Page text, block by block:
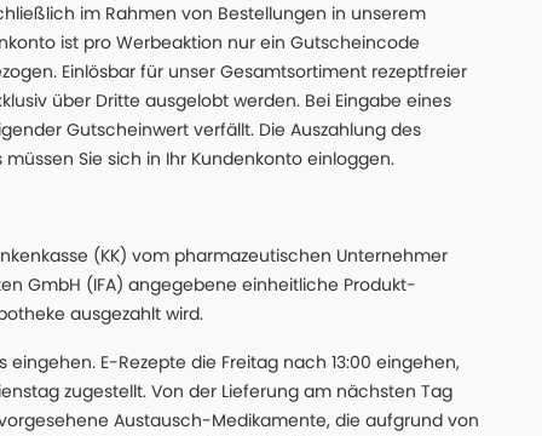
im Rahmen von Bestellungen in unserem
ist pro Werbeaktion nur ein Gutscheincode
Einlösbar für unser Gesamtsortiment rezeptfreier
über Dritte ausgelobt werden. Bei Eingabe eines
Gutscheinwert verfällt. Die Auszahlung des
Sie sich in Ihr Kundenkonto einloggen.
(KK) vom pharmazeutischen Unternehmer
GmbH (IFA) angegebene einheitliche Produkt-
ausgezahlt wird.
E-Rezepte die Freitag nach 13:00 eingehen,
zugestellt. Von der Lieferung am nächsten Tag
Austausch-Medikamente, die aufgrund von